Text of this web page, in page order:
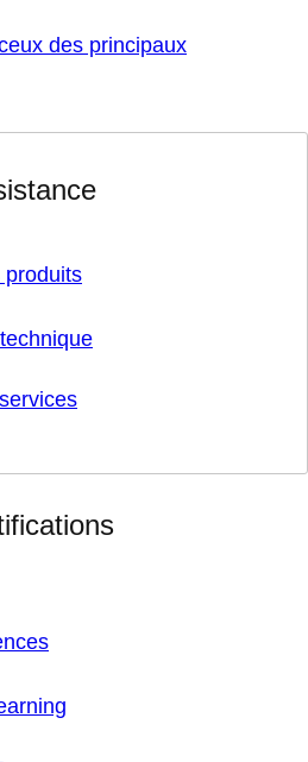
des principaux
produits